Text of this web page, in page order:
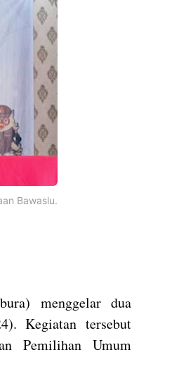
Bawaslu.
menggelar dua
Kegiatan tersebut
Pemilihan Umum